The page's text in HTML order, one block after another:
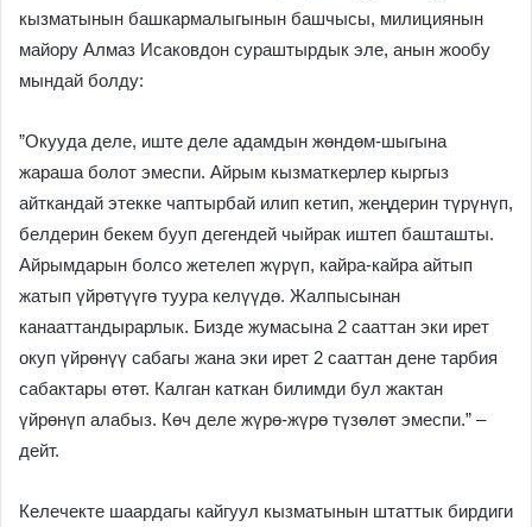
кызматынын башкармалыгынын башчысы, милициянын
майору Алмаз Исаковдон сураштырдык эле, анын жообу
мындай болду:
”Окууда деле, иште деле адамдын жөндөм-шыгына
жараша болот эмеспи. Айрым кызматкерлер кыргыз
айткандай этекке чаптырбай илип кетип, жеңдерин түрүнүп,
белдерин бекем бууп дегендей чыйрак иштеп башташты.
Айрымдарын болсо жетелеп жүрүп, кайра-кайра айтып
жатып үйрөтүүгө туура келүүдө. Жалпысынан
канааттандырарлык. Бизде жумасына 2 сааттан эки ирет
окуп үйрөнүү сабагы жана эки ирет 2 сааттан дене тарбия
сабактары өтөт. Калган каткан билимди бул жактан
үйрөнүп алабыз. Көч деле жүрө-жүрө түзөлөт эмеспи.” –
дейт.
Келечекте шаардагы кайгуул кызматынын штаттык бирдиги